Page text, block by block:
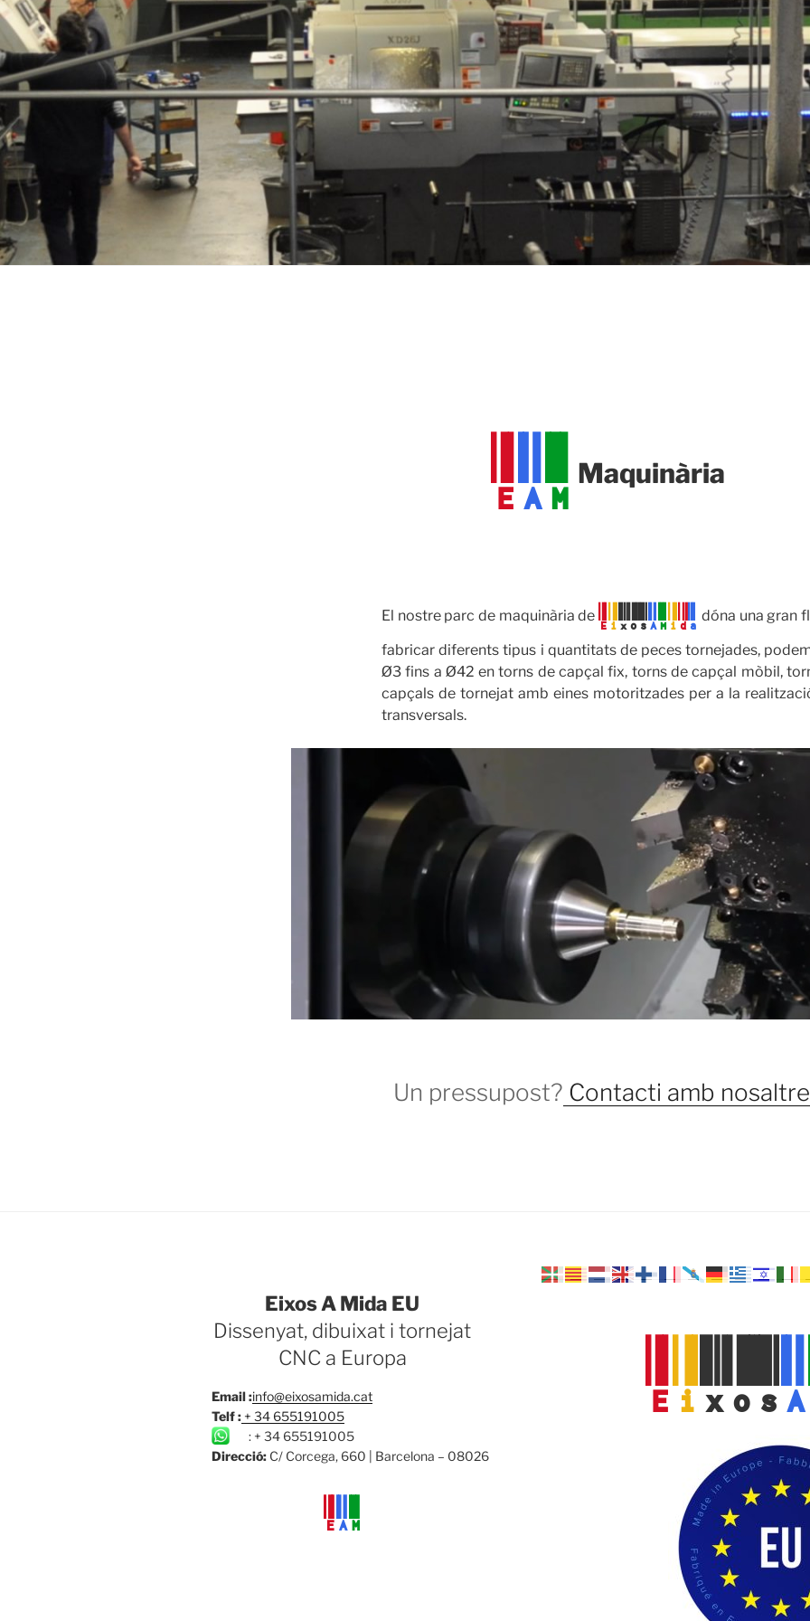
EAM Maquinària
El nostre parc de maquinària de EixosAMida dóna una gran
fabricar diferents tipus i quantitats de peces tornejades,
Ø3 fins a Ø42 en torns de capçal fix, torns de capçal mòbil,
capçals de tornejat amb eines motoritzades per a la
transversals.
Un pressupost? Contacti amb
Eixos A Mida EU
Dissenyat, dibuixat i tornejat
CNC a Europa
Email :info@eixosamida.cat
Telf : + 34 655191005
: + 34 655191005
Direcció: C/ Corcega, 660 | Barcelona – 08026
EAM
EixosA